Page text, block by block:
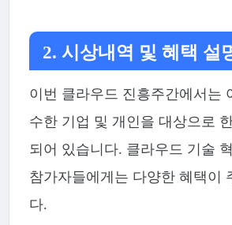
2. 시상내역 및 혜택 설
이번 클라우드 진흥주간에서는
수한 기업 및 개인을 대상으로
되어 있습니다. 클라우드 기술
참가자들에게는 다양한 혜택이
다.